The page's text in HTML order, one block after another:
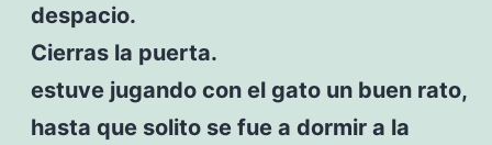
despacio.
Cierras la puerta.
estuve jugando con el gato un buen rato,
hasta que solito se fue a dormir a la